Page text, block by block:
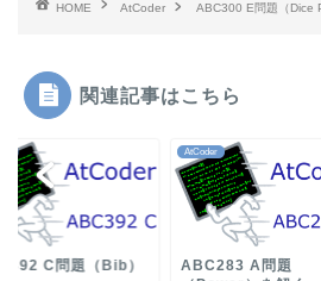
HOME AtCoder ABC300 E問題（Dice
関連記事はこちら
C問題（Bib）
AtCoder
ABC283 A問題